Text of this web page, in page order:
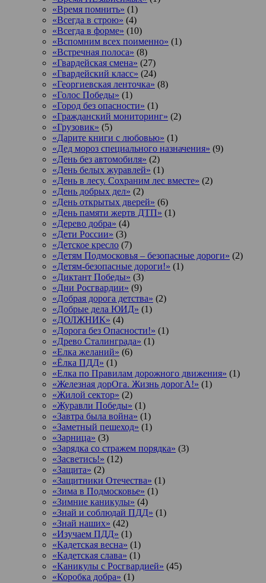
«Время помнить» (1)
«Всегда в строю» (4)
«Всегда в форме» (10)
«Вспомним всех поименно» (1)
«Встречная полоса» (8)
«Гвардейская смена» (27)
«Гвардейский класс» (24)
«Георгиевская ленточка» (8)
«Голос Победы» (1)
«Город без опасности» (1)
«Гражданский мониторинг» (2)
«Грузовик» (5)
«Дарите книги с любовью» (1)
«Дед мороз специального назначения» (9)
«День без автомобиля» (2)
«День белых журавлей» (1)
«День в лесу. Сохраним лес вместе» (2)
«День добрых дел» (2)
«День открытых дверей» (6)
«День памяти жертв ДТП» (1)
«Дерево добра» (4)
«Дети России» (3)
«Детское кресло (7)
«Детям Подмосковья – безопасные дороги» (2)
«Детям-безопасные дороги!» (1)
«Диктант Победы» (3)
«Дни Росгвардии» (9)
«Добрая дорога детства» (2)
«Добрые дела ЮИД» (1)
«ДОЛЖНИК» (4)
«Дорога без Опасности!» (1)
«Древо Сталинграда» (1)
«Елка желаний» (6)
«Ёлка ПДД» (1)
«Елка по Правилам дорожного движения» (1)
«Железная дорОга. Жизнь дорогА!» (1)
«Жилой сектор» (2)
«Журавли Победы» (1)
«Завтра была война» (1)
«Заметный пешеход» (1)
«Зарница» (3)
«Зарядка со стражем порядка» (3)
«Засветись!» (12)
«Защита» (2)
«Защитники Отечества» (1)
«Зима в Подмосковье» (1)
«Зимние каникулы» (4)
«Знай и соблюдай ПДД» (1)
«Знай наших» (42)
«Изучаем ПДД» (1)
«Кадетская весна» (1)
«Кадетская слава» (1)
«Каникулы с Росгвардией» (45)
«Коробка добра» (1)